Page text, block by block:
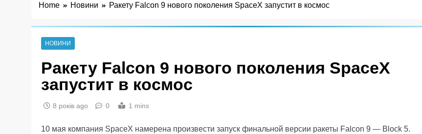
Home Новини Ракету Falcon 9 нового поколения SpaceX запустит в космос
НОВИНИ
Ракету Falcon 9 нового поколения SpaceX
запустит в космос
8 років ago 0 1 mins
10 мая компания SpaceX намерена произвести запуск финальной версии ракеты Falcon 9 — Block 5.